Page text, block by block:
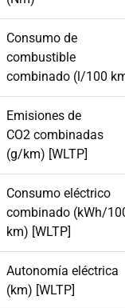
Consumo de
combustible
combinado (l/100
Emisiones de
CO2 combinadas
(g/km) [WLTP]
Consumo eléctrico
combinado (kWh/
km) [WLTP]
Autonomía eléctrica
(km) [WLTP]